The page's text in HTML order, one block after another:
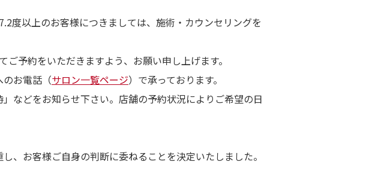
ィメイクメニュー
度以上のお客様につきましては、施術・カウンセリングを
予約をいただきますよう、お願い申し上げます。
お電話（サロン一覧ページ）で承っております。
などをお知らせ下さい。店舗の予約状況によりご希望の日
お客様ご自身の判断に委ねることを決定いたしました。